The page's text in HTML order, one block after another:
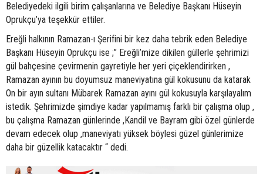
Belediyedeki ilgili birim çalışanlarına ve Belediye Başkanı Hüseyin
Oprukçu’ya teşekkür ettiler.
Ereğli halkının Ramazan-ı Şerifini bir kez daha tebrik eden Belediye
Başkanı Hüseyin Oprukçu ise ;” Ereğli’mize dikilen güllerle şehrimizi
gül bahçesine çevirmenin gayretiyle her yeri çiçeklendirirken ,
Ramazan ayının bu doyumsuz maneviyatına gül kokusunu da katarak
On bir ayın sultanı Mübarek Ramazan ayını gül kokusuyla karşılayalım
istedik. Şehrimizde şimdiye kadar yapılmamış farklı bir çalışma olup ,
bu çalışma Ramazan günlerinde ,Kandil ve Bayram gibi özel günlerde
devam edecek olup ,maneviyatı yüksek böylesi güzel günlerimize
daha bir güzellik katacaktır “ dedi.